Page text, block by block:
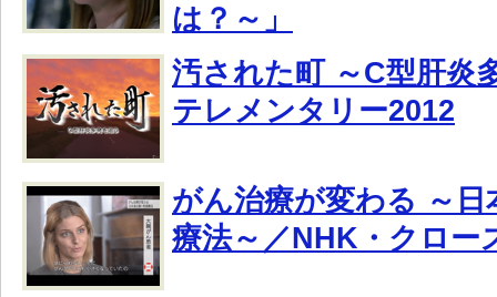
は？～」
汚された町 ～C型肝炎
テレメンタリー2012
がん治療が変わる ～日
療法～／NHK・クロー